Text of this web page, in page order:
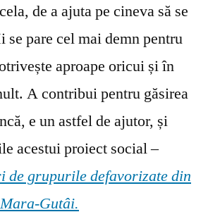
de a ajuta pe cineva să se
se pare cel mai demn pentru
aproape oricui și în
A contribui pentru găsirea
e un astfel de ajutor, și
acestui proiect social –
de grupurile defavorizate din
Gutâi.